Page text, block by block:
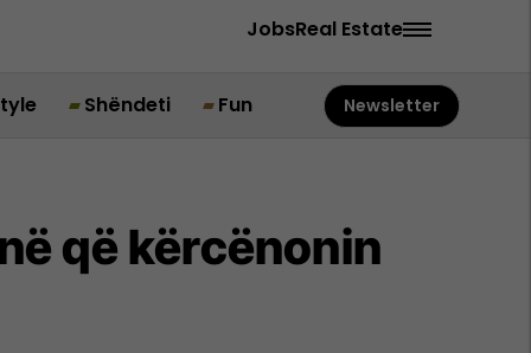
JobsReal Estate
Shëndeti Fun Newsletter
që kërcënonin